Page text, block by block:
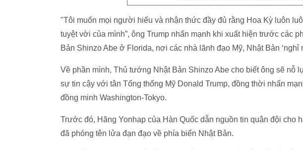
"Tôi muốn mọi người hiểu và nhận thức đầy đủ rằng Hoa Kỳ luôn
tuyệt vời của mình”, ông Trump nhấn mạnh khi xuất hiện trước các
Bản Shinzo Abe ở Florida, nơi các nhà lãnh đạo Mỹ, Nhật Bản ‘nghỉ
Về phần mình, Thủ tướng Nhật Bản Shinzo Abe cho biết ông sẽ nỗ
sự tin cậy với tân Tổng thống Mỹ Donald Trump, đồng thời nhấn
đồng minh Washington-Tokyo.
Trước đó, Hãng Yonhap của Hàn Quốc dẫn nguồn tin quân đội cho
đã phóng tên lửa đạn đạo về phía biển Nhật Bản.